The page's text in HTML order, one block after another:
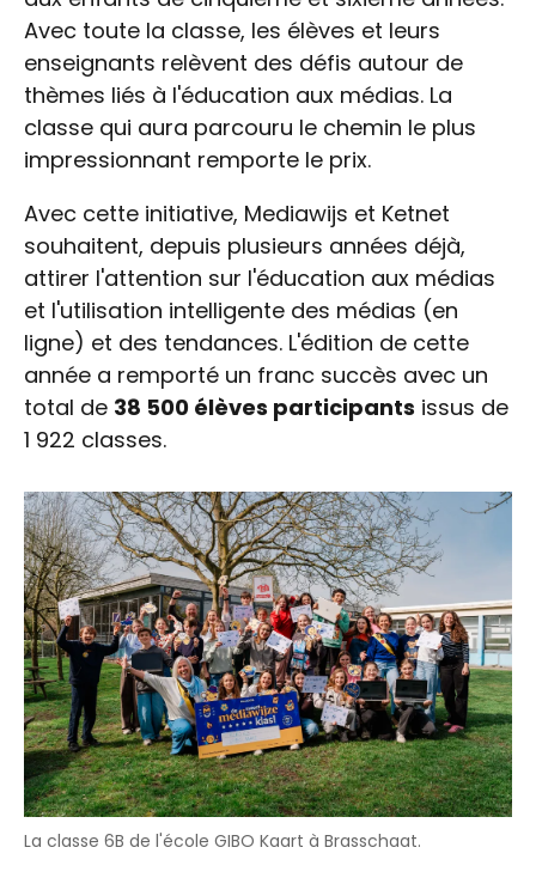
Avec toute la classe, les élèves et leurs
enseignants relèvent des défis autour de
thèmes liés à l'éducation aux médias. La
classe qui aura parcouru le chemin le plus
impressionnant remporte le prix.
Avec cette initiative, Mediawijs et Ketnet
souhaitent, depuis plusieurs années déjà,
attirer l'attention sur l'éducation aux médias
et l'utilisation intelligente des médias (en
ligne) et des tendances. L'édition de cette
année a remporté un franc succès avec un
total de 38 500 élèves participants issus de
1 922 classes.
La classe 6B de l'école GIBO Kaart à Brasschaat.